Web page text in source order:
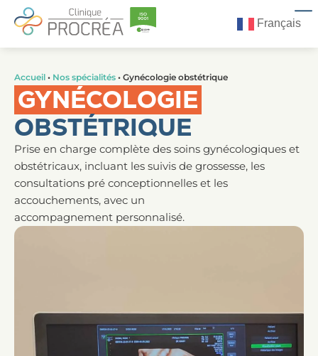
Français
Accueil • Nos spécialités • Gynécologie obstétrique
GYNÉCOLOGIE
OBSTÉTRIQUE
Prise en charge complète des soins gynécologiques et
obstétricaux, incluant les suivis de grossesse, les
consultations pré conceptionnelles et les
accouchements, avec un
accompagnement personnalisé.